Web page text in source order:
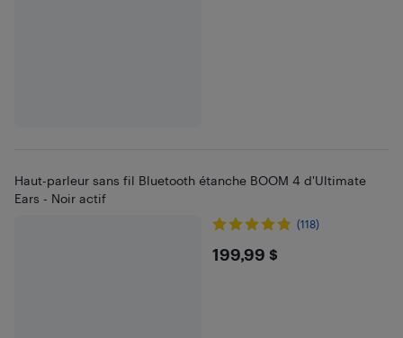
Haut-parleur sans fil Bluetooth étanche BOOM 4 d'Ultimate
Ears - Noir actif
(118)
$199.99
199,99 $